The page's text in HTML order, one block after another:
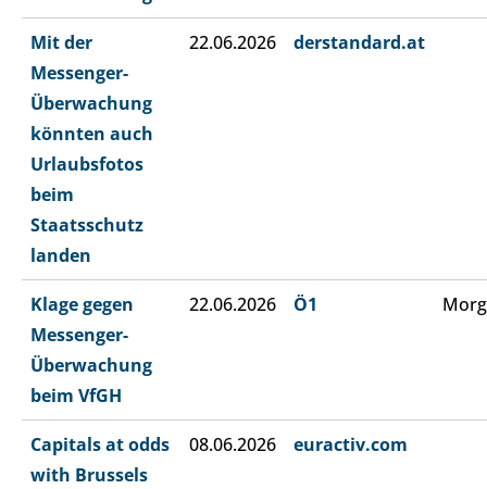
Mit der
Messenger-
Überwachung
könnten auch
Urlaubsfotos
beim
Staatsschutz
landen
22.06.2026 derstandard.at
Klage gegen
Messenger-
Überwachung
beim VfGH
22.06.2026 Ö1
Capitals at odds
with Brussels
08.06.2026 euractiv.com